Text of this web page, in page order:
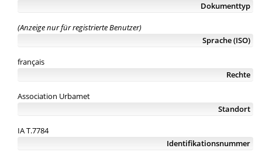
Dokumenttyp
(Anzeige nur für registrierte Benutzer)
Sprache (ISO)
français
Rechte
Association Urbamet
Standort
IA T.7784
Identifikationsnummer